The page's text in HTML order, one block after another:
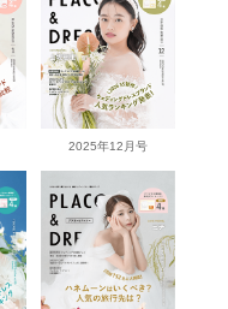
2025年12月号